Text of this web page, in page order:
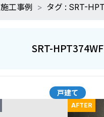
施工事例 タグ : SRT-
SRT-HPT374WF
戸建て
AFTER